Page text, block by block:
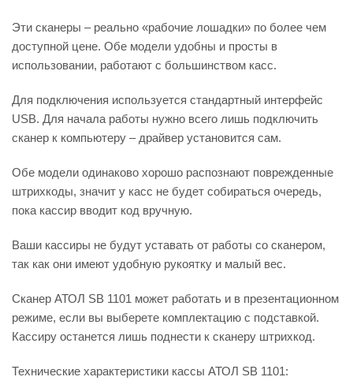
Эти сканеры – реально «рабочие лошадки» по более чем
доступной цене. Обе модели удобны и просты в
использовании, работают с большинством касс.
Для подключения используется стандартный интерфейс
USB. Для начала работы нужно всего лишь подключить
сканер к компьютеру – драйвер установится сам.
Обе модели одинаково хорошо распознают поврежденные
штрихкоды, значит у касс не будет собираться очередь,
пока кассир вводит код вручную.
Ваши кассиры не будут уставать от работы со сканером,
так как они имеют удобную рукоятку и малый вес.
Сканер АТОЛ SB 1101 может работать и в презентационном
режиме, если вы выберете комплектацию с подставкой.
Кассиру останется лишь поднести к сканеру штрихкод.
Технические характеристики кассы АТОЛ SB 1101: